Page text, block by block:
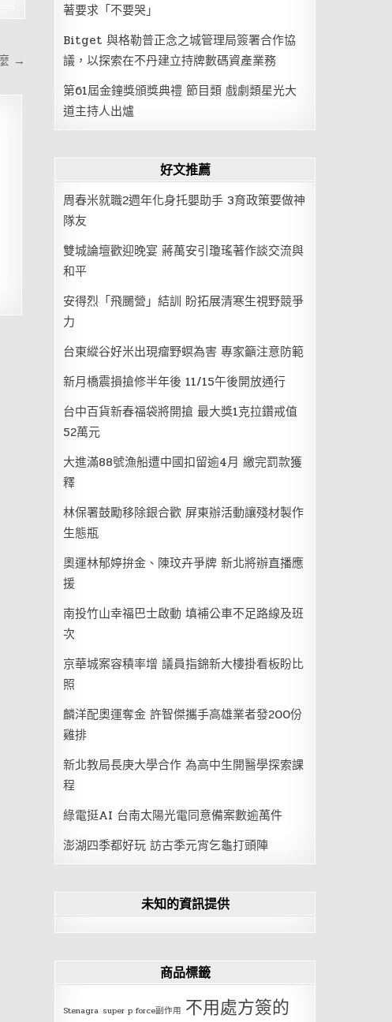
→
著要求「不要哭」
Bitget 與格勒普正念之城管理局簽署合作協
議，以探索在不丹建立持牌數碼資產業務
第61屆金鐘獎頒獎典禮 節目類 戲劇類星光大
道主持人出爐
好文推薦
周春米就職2週年化身托嬰助手 3育政策要做神
隊友
雙城論壇歡迎晚宴 蔣萬安引瓊瑤著作談交流與
和平
安得烈「飛颺營」結訓 盼拓展清寒生視野競爭
力
台東縱谷好米出現瘤野螟為害 專家籲注意防範
新月橋震損搶修半年後 11/15午後開放通行
台中百貨新春福袋將開搶 最大獎1克拉鑽戒值
52萬元
大進滿88號漁船遭中國扣留逾4月 繳完罰款獲
釋
林保署鼓勵移除銀合歡 屏東辦活動讓殘材製作
生態瓶
奧運林郁婷拚金、陳玟卉爭牌 新北將辦直播應
援
南投竹山幸福巴士啟動 填補公車不足路線及班
次
京華城案容積率增 議員指錦新大樓掛看板盼比
照
麟洋配奧運奪金 許智傑攜手高雄業者發200份
雞排
新北教局長庚大學合作 為高中生開醫學探索課
程
綠電挺AI 台南太陽光電同意備案數逾萬件
澎湖四季都好玩 訪古季元宵乞龜打頭陣
未知的資訊提供
商品標籤
Stenagra super p force副作用 不用處方簽的